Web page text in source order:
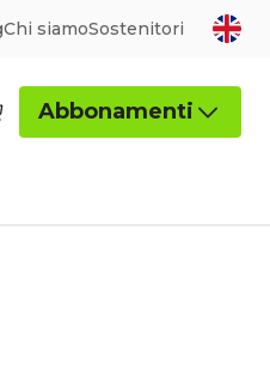
Chi siamoSostenitori
Abbonamenti